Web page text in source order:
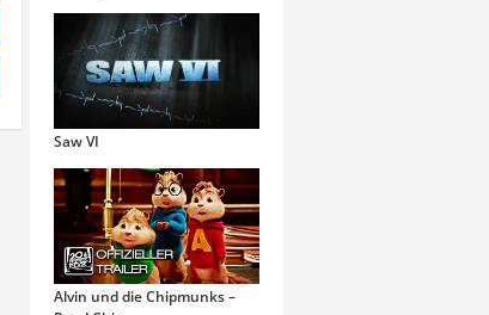
Saw VI
Alvin und die Chipmunks –